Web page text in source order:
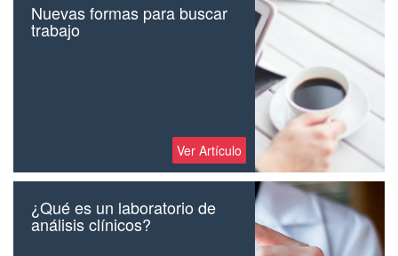
Nuevas formas para buscar
trabajo
Ver Artículo
¿Qué es un laboratorio de
análisis clínicos?